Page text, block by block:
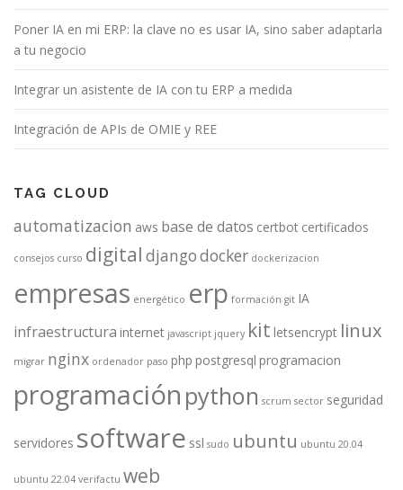
Poner IA en mi ERP: la clave no es usar IA, sino saber adaptarla
a tu negocio
Integrar un asistente de IA con tu ERP a medida
Integración de APIs de OMIE y REE
TAG CLOUD
automatizacion aws base de datos certbot certificados
consejos curso digital djangodocker dockerizacion
empresas energético erp formación git IA
infraestructura internet javascript jquery kit letsencrypt linux
migrar nginx ordenador paso php postgresql programacion
programación python scrum sector seguridad
servidores software ssl sudo ubuntu ubuntu 20.04
ubuntu 22.04 verifactu web